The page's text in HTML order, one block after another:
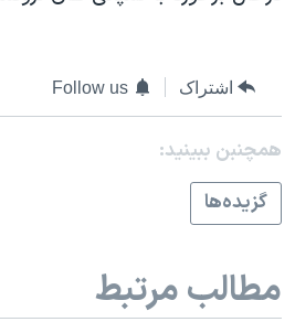
نرگس محمدی برنده جایزه نوبل صلح
همایش محافظه‌کاران آمریکا «سی‌پک»
صفحه‌های ویژه
اشتراک Follow us
همچنبن ببینید:
گزيده‌ها
مطالب مرتبط